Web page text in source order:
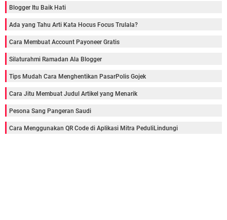
Blogger Itu Baik Hati
Ada yang Tahu Arti Kata Hocus Focus Trulala?
Cara Membuat Account Payoneer Gratis
Silaturahmi Ramadan Ala Blogger
Tips Mudah Cara Menghentikan PasarPolis Gojek
Cara Jitu Membuat Judul Artikel yang Menarik
Pesona Sang Pangeran Saudi
Cara Menggunakan QR Code di Aplikasi Mitra PeduliLindungi